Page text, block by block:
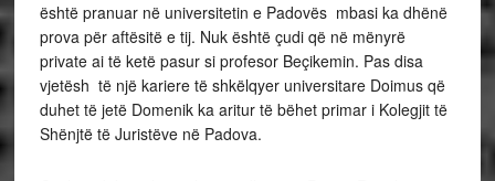
është pranuar në universitetin e Padovës mbasi ka dhënë
prova për aftësitë e tij. Nuk është çudi që në mënyrë
private ai të ketë pasur si profesor Beçikemin. Pas disa
vjetësh të një kariere të shkëlqyer universitare Doimus që
duhet të jetë Domenik ka aritur të bëhet primar i Kolegjit të
Shënjtë të Juristëve në Padova.